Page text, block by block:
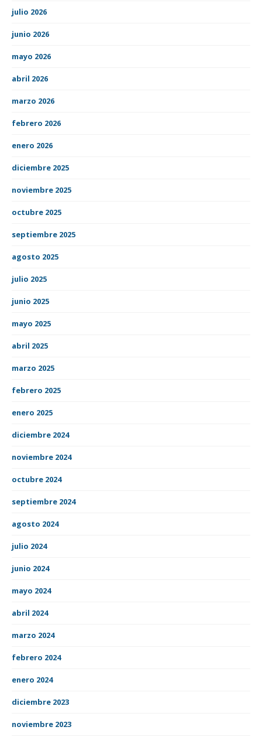
julio 2026
junio 2026
mayo 2026
abril 2026
marzo 2026
febrero 2026
enero 2026
diciembre 2025
noviembre 2025
octubre 2025
septiembre 2025
agosto 2025
julio 2025
junio 2025
mayo 2025
abril 2025
marzo 2025
febrero 2025
enero 2025
diciembre 2024
noviembre 2024
octubre 2024
septiembre 2024
agosto 2024
julio 2024
junio 2024
mayo 2024
abril 2024
marzo 2024
febrero 2024
enero 2024
diciembre 2023
noviembre 2023